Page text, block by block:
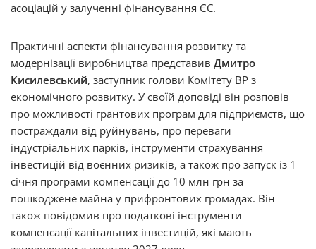
асоціацій у залученні фінансування ЄС.
Практичні аспекти фінансування розвитку та
модернізації виробництва представив Дмитро
Кисилевський, заступник голови Комітету ВР з
економічного розвитку. У своїй доповіді він розповів
про можливості грантових програм для підприємств, що
постраждали від руйнувань, про переваги
індустріальних парків, інструменти страхування
інвестицій від воєнних ризиків, а також про запуск із 1
січня програми компенсації до 10 млн грн за
пошкоджене майна у прифронтових громадах. Він
також повідомив про податкові інструменти
компенсації капітальних інвестицій, які мають